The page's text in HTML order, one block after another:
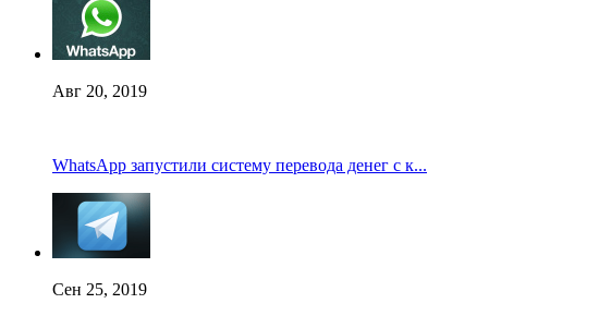
Авг 20, 2019
WhatsApp запустили систему перевода денег с к...
Сен 25, 2019